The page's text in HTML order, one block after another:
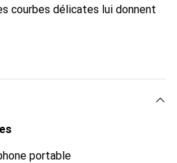
courbes délicates lui donnent
smartphone. Reconnu
fiable pour une clientèle
portable